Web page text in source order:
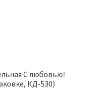
С любовью!
КД-530)